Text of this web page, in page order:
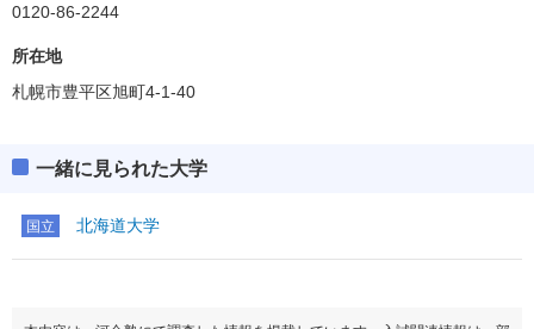
0120-86-2244
所在地
札幌市豊平区旭町4-1-40
一緒に見られた大学
国立 北海道大学